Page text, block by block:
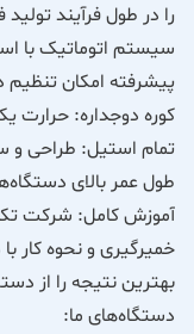
را در طول فرآیند
پیشرفته امکان تنظیم
کوره دوجداره: حرارت
تمام استیل: طراحی و
طول عمر بالای
آموزش کامل: شرکت
خمیرگیری و نحوه کار
بهترین نتیجه را از
دستگاه‌های ما: